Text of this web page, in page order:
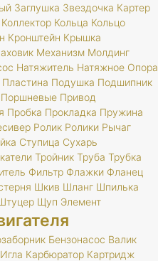
Заглушка Звездочка Картер
Коллектор Кольца Кольцо
Кронштейн Крышка
Механизм Молдинг
Натяжитель Натяжное Опора
Пластина Подушка Подшипник
Поршневые Привод
Пробка Прокладка Пружина
Ролик Ролики Рычаг
Ступица Сухарь
Тройник Труба Трубка
Фильтр Флажки Фланец
Шкив Шланг Шпилька
Щуп Элемент
Бензонасос Валик
Игла Карбюратор Картридж